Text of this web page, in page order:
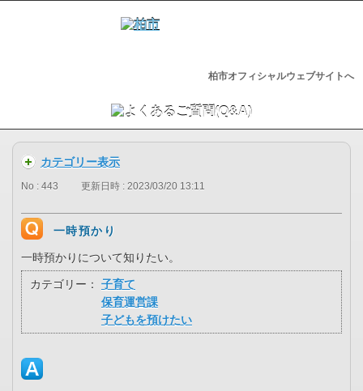
柏市オフィシャルウェブサイトへ
カテゴリー表示
No : 443 更新日時 : 2023/03/20 13:11
一時預かり
一時預かりについて知りたい。
カテゴリー：
子育て
保育運営課
子どもを預けたい